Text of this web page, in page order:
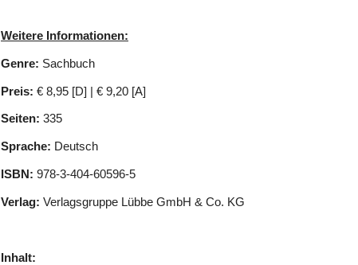
Weitere Informationen:
Genre: Sachbuch
Preis: € 8,95 [D] | € 9,20 [A]
Seiten: 335
Sprache: Deutsch
ISBN: 978-3-404-60596-5
Verlag: Verlagsgruppe Lübbe GmbH & Co. KG
Inhalt: